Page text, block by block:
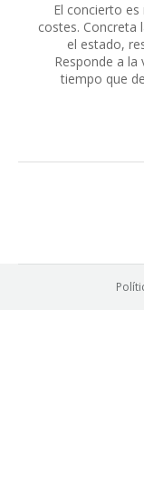
El concierto
costes. Concreta
el estado,
Responde a
tiempo que